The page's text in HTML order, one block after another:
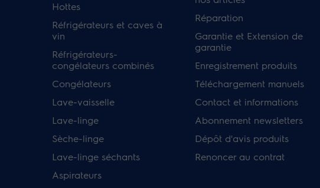
Hottes
Réfrigérateurs et caves à
vin
Réfrigérateurs-
congélateurs combinés
Congélateurs
Lave-vaisselle
Lave-linge
Sèche-linge
Lave-linge séchants
Aspirateurs
Réparation
Garantie et Extension de
garantie
Enregistrement produits
Téléchargement manuels
Contact et informations
Abonnement newsletters
Dépôt d'avis produits
Renoncer au contrat